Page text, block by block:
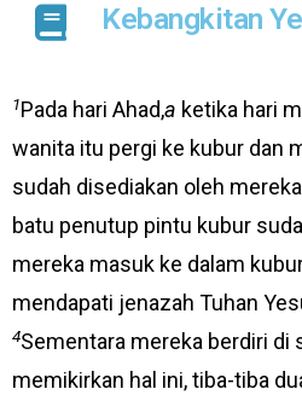
Kebangkitan
1Pada hari Ahad,a ketika hari
wanita itu pergi ke kubur dan
sudah disediakan oleh
batu penutup pintu kubur
mereka masuk ke dalam
mendapati jenazah Tuhan
4Sementara mereka berdiri di
memikirkan hal ini, tiba-tiba